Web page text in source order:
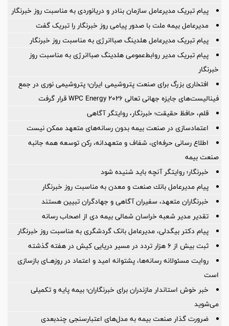
پیام تبریک مدیرعامل سازمان بنادر و دریانوردی به مناسبت روز خبرنگار
مدیرعامل بیمه ملت با صدور پیامی روز خبرنگار را تبریک گفت
پیام تبریک مدیرعامل هلدینگ صباانرژی به مناسبت روز خبرنگار
پیام تبریک مدیر روابط‌عمومی هلدینگ صباانرژی به مناسبت روز
خبرنگار
افتخاری بزرگ برای صنعت پتروشیمی ایران؛ پتروشیمی نوری در جمع
فینالیست‌های جایزه جهانی تعالی WPC Energy 2026 قرار گرفت
قلم، حافظ حقیقت؛ خبرنگار، روایتگر آگاهی
اعتمادسازی در صنعت بیمه بدون رسانه‌های متعهد ممکن نیست
اطلاع رسانی حرفه‌ای، شفاف و متعهدانه، رکن توسعه همه جانبه
صنعت بیمه
خبرنگار؛ روایتگر آنچه باید شنیده شود
پیام مدیرعامل بانك صنعت و معدن به مناسبت روز خبرنگار
خبرنگاران متعهد، سفیران آگاهی و جهادگران تبیین هستند
تقدیر مدیر شعبه خراسان شمالی بیمه دی از اصحاب رسانه
پیام دکتر بیگدلی، مدیرعامل بانک گردشگری به مناسبت روز خبرنگار
ثبت بیش از ۶ هزار تردد در مسیر دریایی کیش در هفته گذشته
روایت مسئولانه رسانه‌ها، پشتوانه امید و اعتماد در روزهــای بازسازی
است
خبر خوش استاندار مازندران برای خبرنگاران؛‌ بیمه پایه و ‌تکمیلی
می‌شوید
ضرورت گذار صنعت بیمه به مدل‌های اعتبارسنجی چندبعدی